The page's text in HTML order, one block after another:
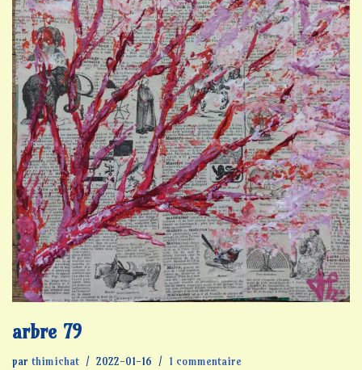
arbre 79
par thimichat 2022-01-16 1 commentaire